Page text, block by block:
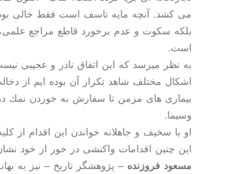
می كشد. آنچه مایه تاسف است فقط خالی
بلكه سكوت و عدم برخورد قاطع مراجع
است.
به نظر میرسد كه این اتفاق نادر و عجیبی
اشكال مختلف شاهد تكرار آن بوده ایم از
بیماری های مزمن تا سفارش به خوردن نمك
وسیما.
او با سخیف و جاهلانه خواندن این اقدام از
این چنین اقدامات واكنشی در خور از خود
مسعود فروزنده – پژوهشگر تاریخ – نیز به